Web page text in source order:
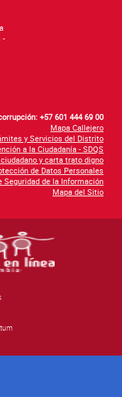
-
+57 601 444 69 00
Mapa Callejero
y Servicios del Distrito
a la Ciudadanía - SDQS
y carta trato digno
de Datos Personales
Seguridad de la Información
Mapa del Sitio